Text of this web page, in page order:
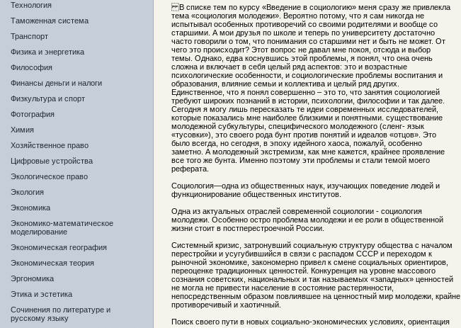
Технология
Таможенная система
Транспорт
Физика и энергетика
Философия
Финансы деньги и налоги
Физкультура и спорт
Фотография
Химия
Хозяйственное право
Цифровые устройства
Экологическое право
Экология
Экономика
Экономико-математическое
моделирование
Экономическая география
Экономическая теория
Эргономика
Этика и эстетика
Сочинения по литературе и
русскому языку
В списке тем по курсу «Введение в социологию» меня сразу же привлекла
тема «социология молодежи». Вероятно потому, что я сам никогда не
испытывал особенных противоречий со своими родителями и вообще со
старшими. А мои друзья по школе и теперь по университету достаточно
часто говорили о том, что понимания со старшими нет и быть не может. От
чего это происходит? Этот вопрос не давал мне покоя, отсюда и выбор
темы. Однако, едва коснувшись этой проблемы, я понял, что она очень
сложна и включает в себя целый ряд аспектов: это и возрастные
психологические особенности, и социологические проблемы воспитания и
образования, влияние семьи и коллектива и целый ряд других.
Единственное, что я понял совершенно – это то, что занятия социологией
требуют широких познаний в истории, психологии, философии и так далее.
Сегодня я могу лишь пересказать те идеи современных исследователей,
которые показались мне наиболее близкими и понятными. существование
молодежной субкультуры, специфического молодежного (сленг- язык
«тусовки»), это своего рода бунт против понятий и идеалов «отцов». Это
было всегда, но сегодня, в эпоху идейного хаоса, пожалуй, особенно
заметно. А молодежный экстремизм, как мне кажется, крайнее проявление
все того же бунта. Именно поэтому эти проблемы и стали темой моего
реферата.
Социология—одна из общественных наук, изучающих поведение людей и
функционирование общественных институтов.
Одна из актуальных отраслей современной социологии - социология
молодежи. Особенно остро проблема молодежи и ее роли в общественной
жизни стоит в постперестроечной России.
Системный кризис, затронувший социальную структуру общества с началом
перестройки и усугубившийся в связи с распадом СССР и переходом к
рыночной экономике, закономерно привел к смене социальных ориентиров,
переоценке традиционных ценностей. Конкуренция на уровне массового
сознания советских, национальных и так называемых «западных» ценностей
не могла не привести население в состояние растерянности,
непосредственным образом повлиявшее на ценностный мир молодежи, крайне
противоречивый и хаотичный.
Поиск своего пути в новых социально-экономических условиях, ориентация